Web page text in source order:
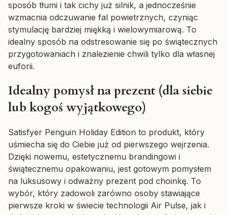
sposób tłumi i tak cichy już silnik, a jednocześnie
wzmacnia odczuwanie fal powietrznych, czyniąc
stymulację bardziej miękką i wielowymiarową. To
idealny sposób na odstresowanie się po świątecznych
przygotowaniach i znalezienie chwili tylko dla własnej
euforii.
Idealny pomysł na prezent (dla siebie
lub kogoś wyjątkowego)
Satisfyer Penguin Holiday Edition to produkt, który
uśmiecha się do Ciebie już od pierwszego wejrzenia.
Dzięki nowemu, estetycznemu brandingowi i
świątecznemu opakowaniu, jest gotowym pomysłem
na luksusowy i odważny prezent pod choinkę. To
wybór, który zadowoli zarówno osoby stawiające
pierwsze kroki w świecie technologii Air Pulse, jak i